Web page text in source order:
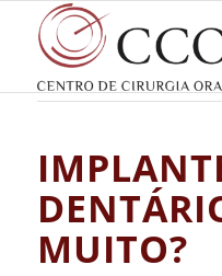
MUITO?